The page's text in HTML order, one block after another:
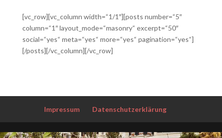
[vc_row][vc_column width=“1/1″][posts number=“5″
column=“1″ layout_mode=“masonry“ excerpt=“50″
social=“yes“ meta=“yes“ more=“yes“ pagination=“yes“]
[/posts][/vc_column][/vc_row]
Impressum Datenschutzerklärung